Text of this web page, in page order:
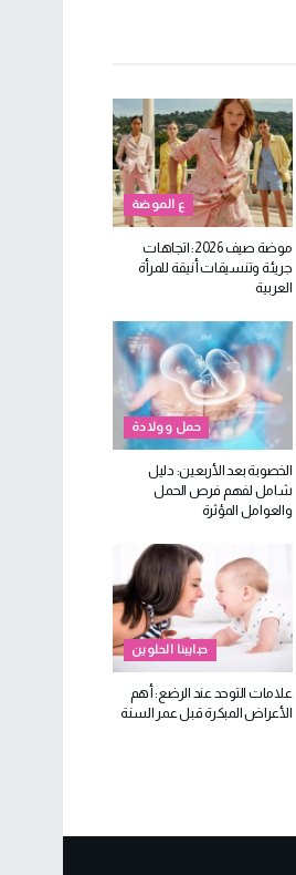
ع الموضة
موضة صيف 2026: اتجاهات
جريئة وتنسيقات أنيقة للمرأة
العربية
حمل وولادة
الخصوبة بعد الأربعين: دليل
شامل لفهم فرص الحمل
والعوامل المؤثرة
حبايبنا الحلوين
علامات التوحد عند الرضع: أهم
الأعراض المبكرة قبل عمر السنة